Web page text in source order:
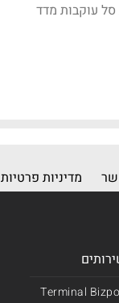
עוקבות מדד
מדיניות פרטיות